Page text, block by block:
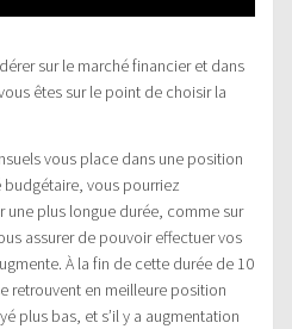
sur le marché financier et dans
êtes sur le point de choisir la
vous place dans une position
vous pourriez
une plus longue durée, comme sur
assurer de pouvoir effectuer vos
À la fin de cette durée de 10
retrouvent en meilleure position
plus bas, et s’il y a augmentation